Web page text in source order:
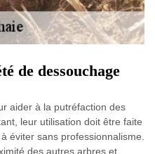
de dessouchage
aider à la putréfaction des
leur utilisation doit être faite
éviter sans professionnalisme.
des autres arbres et